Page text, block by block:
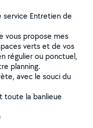
service Entretien de
vous propose mes
verts et de vos
régulier ou ponctuel,
planning.
avec le souci du
toute la banlieue